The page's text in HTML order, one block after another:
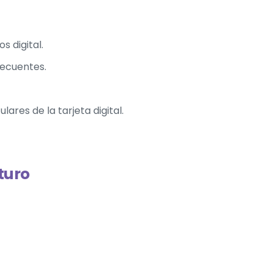
digital.
de la tarjeta digital.